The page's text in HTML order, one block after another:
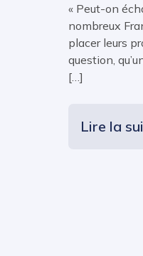
« Peut-on
nombreux
placer leurs
question,
[…]
Lire la